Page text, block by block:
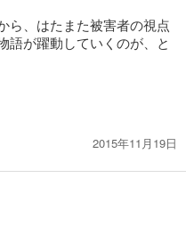
ら、はたまた被害者の視点
語が躍動していくのが、と
2015年11月19日